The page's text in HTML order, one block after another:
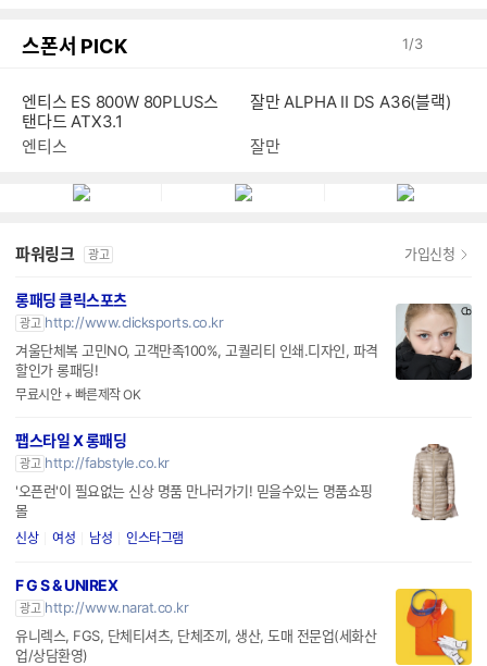
스폰서 PICK 1/3
엔티스 ES 800W 80PLUS스
탠다드 ATX3.1
엔티스
잘만 ALPHA II DS A36(블랙)
잘만
파워링크 광고 가입신청
롱패딩 클릭스포츠
광고 http://www.clicksports.co.kr
겨울단체복 고민NO, 고객만족100%, 고퀄리티 인쇄.디자인, 파격
할인가 롱패딩!
무료시안 + 빠른제작 OK
팹스타일 X 롱패딩
광고 http://fabstyle.co.kr
'오픈런'이 필요없는 신상 명품 만나러가기! 믿을수있는 명품쇼핑
몰
신상 여성 남성 인스타그램
F G S & UNIREX
광고 http://www.narat.co.kr
유니렉스, FGS, 단체티셔츠, 단체조끼, 생산, 도매 전문업(세화산
업/상담환영)